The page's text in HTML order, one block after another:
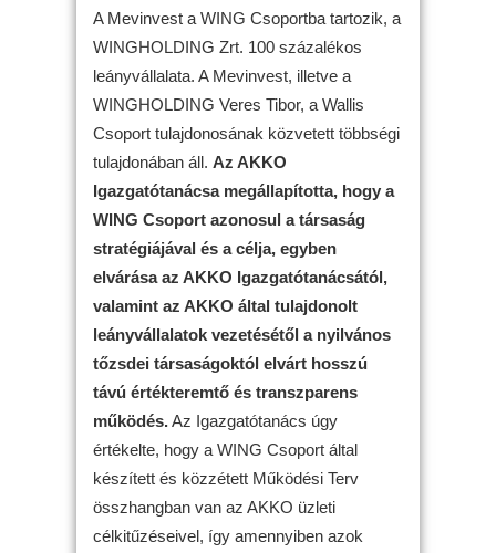
A Mevinvest a WING Csoportba tartozik, a
WINGHOLDING Zrt. 100 százalékos
leányvállalata. A Mevinvest, illetve a
WINGHOLDING Veres Tibor, a Wallis
Csoport tulajdonosának közvetett többségi
tulajdonában áll. Az AKKO
Igazgatótanácsa megállapította, hogy a
WING Csoport azonosul a társaság
stratégiájával és a célja, egyben
elvárása az AKKO Igazgatótanácsától,
valamint az AKKO által tulajdonolt
leányvállalatok vezetésétől a nyilvános
tőzsdei társaságoktól elvárt hosszú
távú értékteremtő és transzparens
működés.Az Igazgatótanács úgy
értékelte, hogy a WING Csoport által
készített és közzétett Működési Terv
összhangban van az AKKO üzleti
célkitűzéseivel, így amennyiben azok